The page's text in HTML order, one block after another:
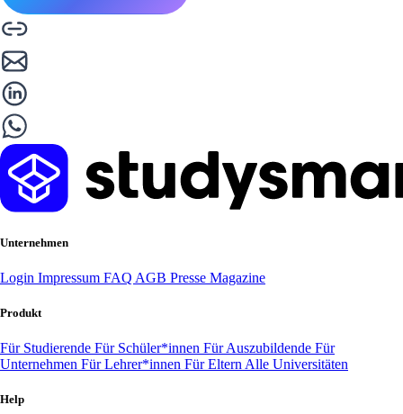
Unternehmen
Login Impressum FAQ AGB Presse Magazine
Produkt
Für Studierende Für Schüler*innen Für Auszubildende Für
Unternehmen Für Lehrer*innen Für Eltern Alle Universitäten
Help